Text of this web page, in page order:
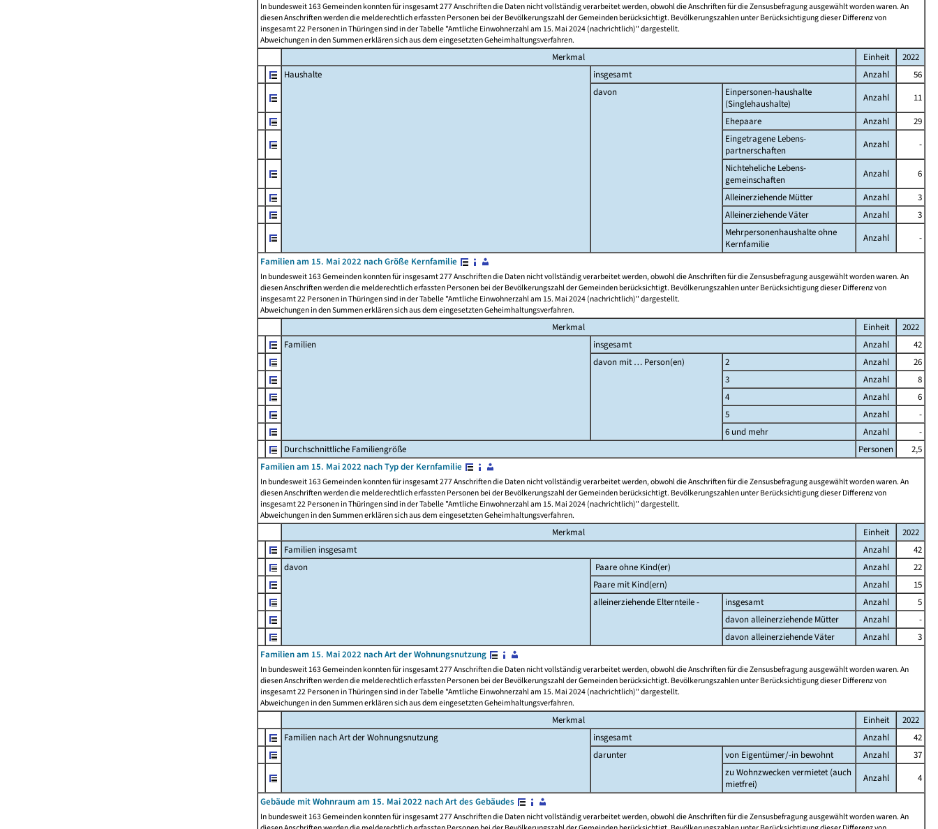
In bundesweit 163 Gemeinden konnten für insgesamt 277 Anschriften die Daten nicht vollständig verarbeitet werden, obwohl die Anschriften für die Zensusbefragung ausgewählt worden waren. An
diesen Anschriften werden die melderechtlich erfassten Personen bei der Bevölkerungszahl der Gemeinden berücksichtigt. Bevölkerungszahlen unter Berücksichtigung dieser Differenz von
insgesamt 22 Personen in Thüringen sind in der Tabelle "Amtliche Einwohnerzahl am 15. Mai 2024 (nachrichtlich)" dargestellt.
Abweichungen in den Summen erklären sich aus dem eingesetzten Geheimhaltungsverfahren.
Merkmal Einheit
2022
Haushalte
insgesamt Anzahl
56
davon
Einpersonen-haushalte
(Singlehaushalte)
Anzahl
11
Ehepaare
Anzahl
29
Eingetragene Lebens-
partnerschaften
Anzahl
-
Nichteheliche Lebens-
gemeinschaften
Anzahl
6
Alleinerziehende Mütter
Anzahl
3
Alleinerziehende Väter
Anzahl
3
Mehrpersonenhaushalte ohne
Kernfamilie
Anzahl
-
Familien am 15. Mai 2022 nach Größe Kernfamilie
In bundesweit 163 Gemeinden konnten für insgesamt 277 Anschriften die Daten nicht vollständig verarbeitet werden, obwohl die Anschriften für die Zensusbefragung ausgewählt worden waren. An
diesen Anschriften werden die melderechtlich erfassten Personen bei der Bevölkerungszahl der Gemeinden berücksichtigt. Bevölkerungszahlen unter Berücksichtigung dieser Differenz von
insgesamt 22 Personen in Thüringen sind in der Tabelle "Amtliche Einwohnerzahl am 15. Mai 2024 (nachrichtlich)" dargestellt.
Abweichungen in den Summen erklären sich aus dem eingesetzten Geheimhaltungsverfahren.
Merkmal Einheit
2022
Familien
insgesamt Anzahl
42
davon mit … Person(en)
2 Anzahl
26
3
Anzahl
8
4
Anzahl
6
5
Anzahl
-
6 und mehr
Anzahl
-
Durchschnittliche Familiengröße
Personen
2,5
Familien am 15. Mai 2022 nach Typ der Kernfamilie
In bundesweit 163 Gemeinden konnten für insgesamt 277 Anschriften die Daten nicht vollständig verarbeitet werden, obwohl die Anschriften für die Zensusbefragung ausgewählt worden waren. An
diesen Anschriften werden die melderechtlich erfassten Personen bei der Bevölkerungszahl der Gemeinden berücksichtigt. Bevölkerungszahlen unter Berücksichtigung dieser Differenz von
insgesamt 22 Personen in Thüringen sind in der Tabelle "Amtliche Einwohnerzahl am 15. Mai 2024 (nachrichtlich)" dargestellt.
Abweichungen in den Summen erklären sich aus dem eingesetzten Geheimhaltungsverfahren.
Merkmal Einheit
2022
Familien insgesamt
Anzahl
42
davon
Paare ohne Kind(er) Anzahl
22
Paare mit Kind(ern)
Anzahl
15
alleinerziehende Elternteile -
insgesamt Anzahl
5
davon alleinerziehende Mütter
Anzahl
-
davon alleinerziehende Väter
Anzahl
3
Familien am 15. Mai 2022 nach Art der Wohnungsnutzung
In bundesweit 163 Gemeinden konnten für insgesamt 277 Anschriften die Daten nicht vollständig verarbeitet werden, obwohl die Anschriften für die Zensusbefragung ausgewählt worden waren. An
diesen Anschriften werden die melderechtlich erfassten Personen bei der Bevölkerungszahl der Gemeinden berücksichtigt. Bevölkerungszahlen unter Berücksichtigung dieser Differenz von
insgesamt 22 Personen in Thüringen sind in der Tabelle "Amtliche Einwohnerzahl am 15. Mai 2024 (nachrichtlich)" dargestellt.
Abweichungen in den Summen erklären sich aus dem eingesetzten Geheimhaltungsverfahren.
Merkmal Einheit
2022
Familien nach Art der Wohnungsnutzung
insgesamt Anzahl
42
darunter
von Eigentümer/-in bewohnt Anzahl
37
zu Wohnzwecken vermietet (auch
mietfrei)
Anzahl
4
Gebäude mit Wohnraum am 15. Mai 2022 nach Art des Gebäudes
In bundesweit 163 Gemeinden konnten für insgesamt 277 Anschriften die Daten nicht vollständig verarbeitet werden, obwohl die Anschriften für die Zensusbefragung ausgewählt worden waren. An